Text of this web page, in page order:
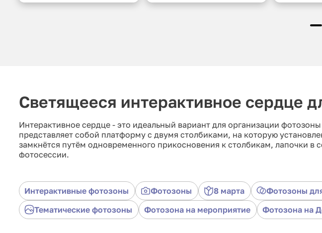
Светящееся интерактивное сердце
Интерактивное сердце - это идеальный вариант для организации
представляет собой платформу с двумя столбиками, на которую
замкнётся путём одновременного прикосновения к столбикам, лапочки в
фотосессии.
Интерактивные фотозоны Фотозоны 8 марта Фотозоны
Тематические фотозоны
Фотозона на мероприятие Фотозона на